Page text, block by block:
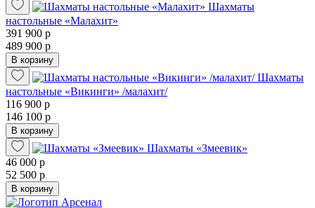
Шахматы
настольные «Малахит»
391 900 р
489 900 р
В корзину
Шахматы
настольные «Викинги» /малахит/
116 900 р
146 100 р
В корзину
Шахматы «Змеевик»
46 000 р
52 500 р
В корзину